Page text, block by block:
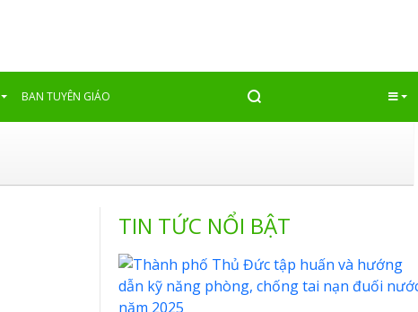
BAN TUYÊN GIÁO
TIN TỨC NỔI BẬT